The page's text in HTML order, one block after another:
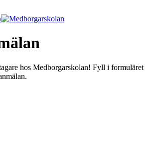
hos Medborgarskolan! Fyll i formuläret